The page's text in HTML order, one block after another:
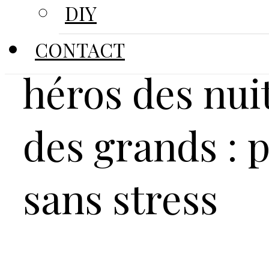
DIY
CONTACT
héros des
des grands :
sans stress